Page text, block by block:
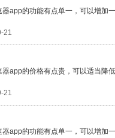
器app的功能有点单一，可以增加
21
器app的价格有点贵，可以适当降
21
器app的功能有点单一，可以增加